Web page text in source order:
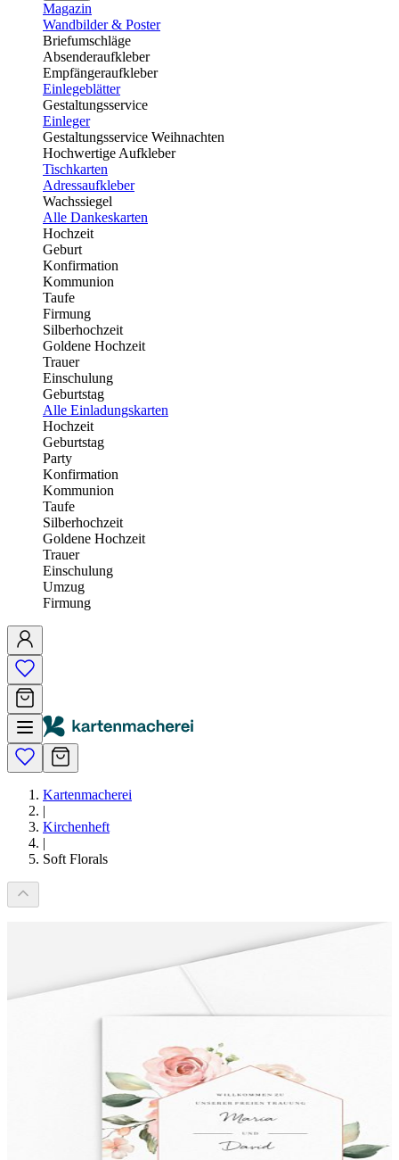
Magazin
Wandbilder & Poster
Briefumschläge
Absenderaufkleber
Empfängeraufkleber
Einlegeblätter
Gestaltungsservice
Einleger
Gestaltungsservice Weihnachten
Hochwertige Aufkleber
Tischkarten
Adressaufkleber
Wachssiegel
Alle Dankeskarten
Hochzeit
Geburt
Konfirmation
Kommunion
Taufe
Firmung
Silberhochzeit
Goldene Hochzeit
Trauer
Einschulung
Geburtstag
Alle Einladungskarten
Hochzeit
Geburtstag
Party
Konfirmation
Kommunion
Taufe
Silberhochzeit
Goldene Hochzeit
Trauer
Einschulung
Umzug
Firmung
Kartenmacherei
|
Kirchenheft
|
Soft Florals